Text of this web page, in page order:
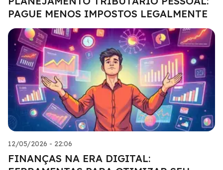
PAGUE MENOS IMPOSTOS LEGALMENTE
12/05/2026 - 22:06
FINANÇAS NA ERA DIGITAL: